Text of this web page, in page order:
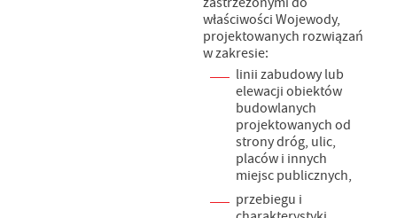
właściwości Wojewody,
projektowanych rozwiązań
w zakresie:
linii zabudowy lub
elewacji obiektów
budowlanych
projektowanych od
strony dróg, ulic,
placów i innych
miejsc publicznych,
przebiegu i